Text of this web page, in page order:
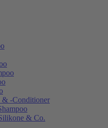
& -Conditioner
& Co.